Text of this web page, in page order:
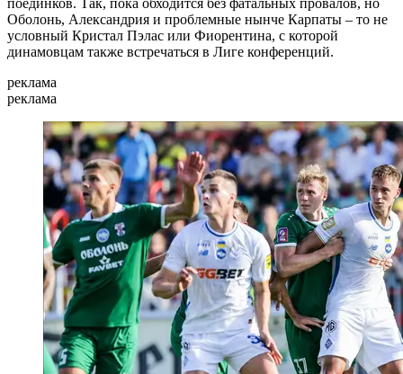
поединков. Так, пока обходится без фатальных провалов, но
Оболонь, Александрия и проблемные нынче Карпаты – то не
условный Кристал Пэлас или Фиорентина, с которой
динамовцам также встречаться в Лиге конференций.
реклама
реклама